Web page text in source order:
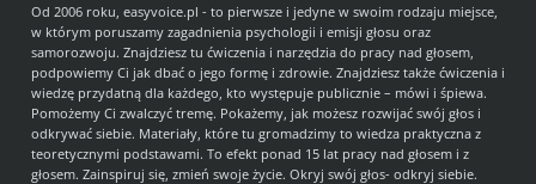
Od 2006 roku, easyvoice.pl - to pierwsze i jedyne w swoim rodzaju miejsce,
w którym poruszamy zagadnienia psychologii i emisji głosu oraz
samorozwoju. Znajdziesz tu ćwiczenia i narzędzia do pracy nad głosem,
podpowiemy Ci jak dbać o jego formę i zdrowie. Znajdziesz także ćwiczenia i
wiedzę przydatną dla każdego, kto występuje publicznie – mówi i śpiewa.
Pomożemy Ci zwalczyć tremę. Pokażemy, jak możesz rozwijać swój głos i
odkrywać siebie. Materiały, które tu gromadzimy to wiedza praktyczna z
teoretycznymi podstawami. To efekt ponad 15 lat pracy nad głosem i z
głosem. Zainspiruj się, zmień swoje życie. Okryj swój głos- odkryj siebie.